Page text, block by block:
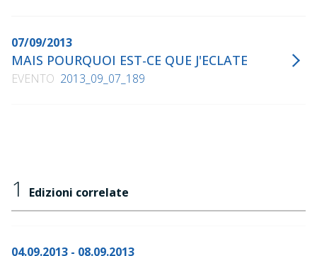
07/09/2013
MAIS POURQUOI EST-CE QUE J'ECLATE
EVENTO 2013_09_07_189
1 Edizioni correlate
04.09.2013 - 08.09.2013